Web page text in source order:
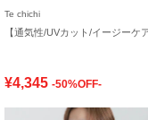
Te chichi
¥4,345 -50%OFF-